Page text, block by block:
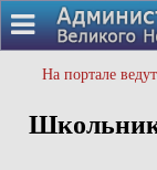
На портале